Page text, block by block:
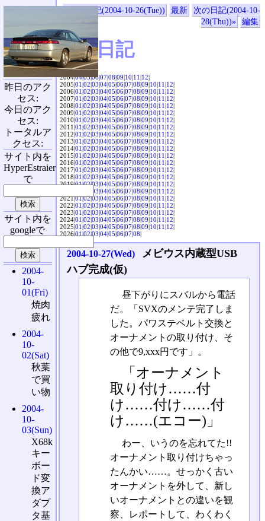
«前の日記(2004-10-26(Tue)) 最新
次の日記(2004-10-
28(Thu))»
編集
SVX日記
2004|04|05|06|07|08|09|10|11|12|
2005|01|02|03|04|05|06|07|08|09|10|11|12|
2006|01|02|03|04|05|06|07|08|09|10|11|12|
2007|01|02|03|04|05|06|07|08|09|10|11|12|
2008|01|02|03|04|05|06|07|08|09|10|11|12|
2009|01|02|03|04|05|06|07|08|09|10|11|12|
2010|01|02|03|04|05|06|07|08|09|10|11|12|
2011|01|02|03|04|05|06|07|08|09|10|11|12|
2012|01|02|03|04|05|06|07|08|09|10|11|12|
2013|01|02|03|04|05|06|07|08|09|10|11|12|
2014|01|02|03|04|05|06|07|08|09|10|11|12|
2015|01|02|03|04|05|06|07|08|09|10|11|12|
2016|01|02|03|04|05|06|07|08|09|10|11|12|
2017|01|02|03|04|05|06|07|08|09|10|11|12|
2018|01|02|03|04|05|06|07|08|09|10|11|12|
2019|01|02|03|04|05|06|07|08|09|10|11|12|
03|04|05|06|07|08|09|10|11|12|
2021|01|02|03|04|05|06|07|08|09|10|11|12|
2022|01|02|03|04|05|06|07|08|09|10|11|12|
2023|01|02|03|04|05|06|07|08|09|10|11|12|
2024|01|02|03|04|05|06|07|08|09|10|11|12|
2025|01|02|03|04|05|06|07|08|09|10|11|12|
2026|01|02|03|04|05|06|07|08|
2004-10-27(Wed)
メビウス内蔵型USB
ハブ完成(仮)
昼下がりにスバルから電話
だ。「SVXのメンテ完了しま
した。パワステベルト交換と
オーナメントの取り付け、そ
の他で9,xxx円です」。
「オーナメント
取り付け……付
け……付け……付
け……(エコー)」
わー、いうのを忘れてた!!
オーナメント取り付けちゃっ
たんかい……。せっかく古い
オーナメントを外して、新し
いオーナメントとの違いを観
察、レポートして、わくわく
昨日のアク
セス:
今日のアク
セス:
トータルア
クセス:
サイト内を
HyperEstraier
で
サイト内を
googleで
2004-
10-
01(Fri)
焼肉
疲れ
2004-
10-
02(Sat)
秋葉
で買
い物
2004-
10-
03(Sun)
X68k
キー
ボー
ド変
換ア
ダプ
タ基